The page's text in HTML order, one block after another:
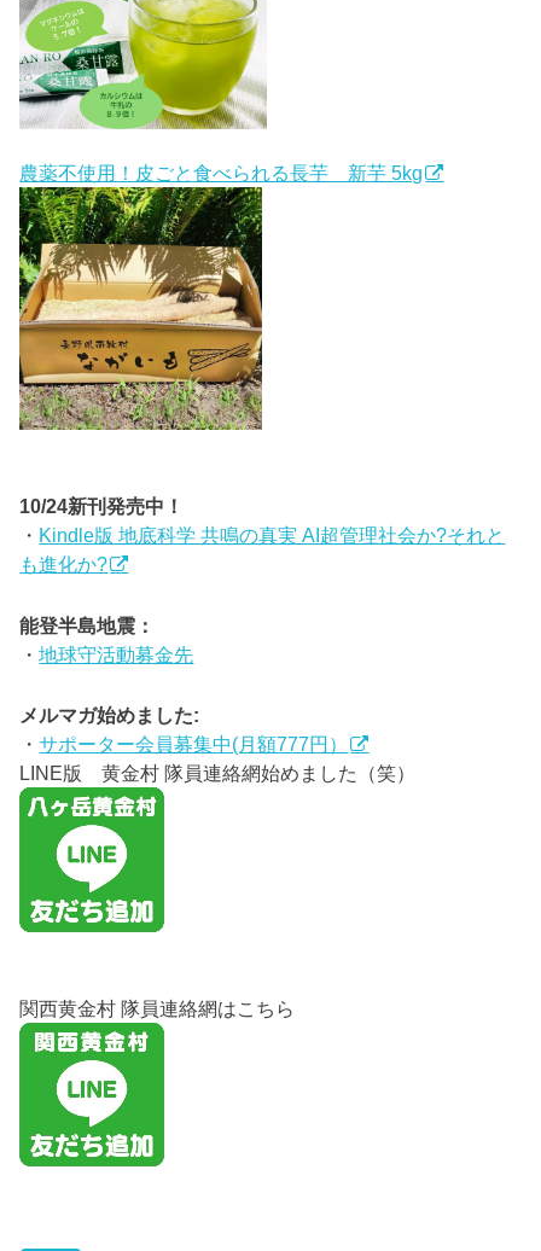
農薬不使用！皮ごと食べられる長芋 新芋 5kg
10/24新刊発売中！
・ Kindle版 地底科学 共鳴の真実 AI超管理社会か?それと
も進化か?
能登半島地震：
・地球守活動募金先
メルマガ始めました:
・サポーター会員募集中(月額777円）
LINE版 黄金村 隊員連絡網始めました（笑）
関西黄金村 隊員連絡網はこちら